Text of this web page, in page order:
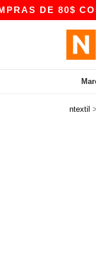
80$ CON EL
ntextil